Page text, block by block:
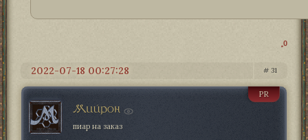
0
31
2022-07-18 00:27:28
Мийрон
PR
пиар на заказ